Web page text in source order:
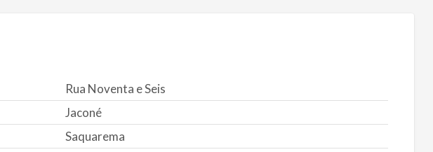
Rua Noventa e Seis
Jaconé
Saquarema